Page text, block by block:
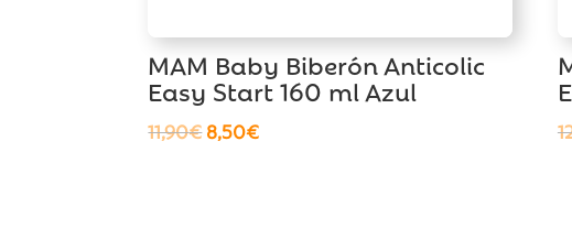
MAM Baby Biberón Anticolic
Easy Start 160 ml Azul
11,90€El
8,50€El